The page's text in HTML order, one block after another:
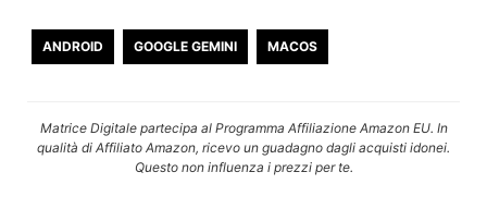
ANDROID GOOGLE GEMINI MACOS
Matrice Digitale partecipa al Programma Affiliazione Amazon EU. In
qualità di Affiliato Amazon, ricevo un guadagno dagli acquisti idonei.
Questo non influenza i prezzi per te.